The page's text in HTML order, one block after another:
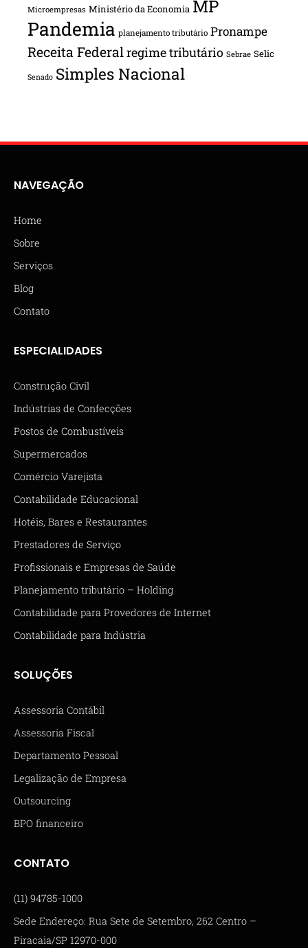
Microempresas Ministério da Economia MP
Pandemia planejamento tributário Pronampe
Receita Federalregime tributário Sebrae Selic
Senado Simples Nacional
NAVEGAÇÃO
Home
Sobre
Serviços
Blog
Contato
ESPECIALIDADES
Construção Civil
Indústrias de Confecções
Postos de Combustíveis
Supermercados
Comércio Varejista
Contabilidade Educacional
Hotéis, Bares e Restaurantes
Prestadores de Serviço
Profissionais e Empresas de Saúde
Planejamento tributário – Holding
Contabilidade para Provedores de Internet
Contabilidade para Indústria
SOLUÇÕES
Assessoria Contábil
Assessoria Fiscal
Departamento Pessoal
Legalização de Empresa
Outsourcing
BPO financeiro
CONTATO
(11) 94785-1000
Sede Endereço: Rua Sete de Setembro, 262 Centro –
Piracaia/SP 12970-000